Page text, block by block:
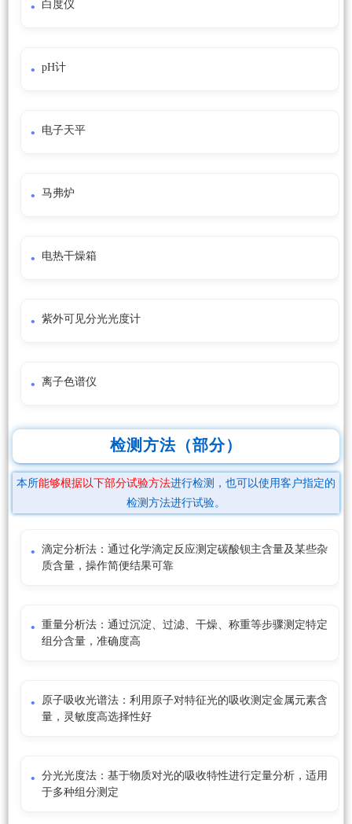
白度仪
pH计
电子天平
马弗炉
电热干燥箱
紫外可见分光光度计
离子色谱仪
检测方法（部分）
本所能够根据以下部分试验方法进行检测，也可以使用客户指定的
检测方法进行试验。
滴定分析法：通过化学滴定反应测定碳酸钡主含量及某些杂
质含量，操作简便结果可靠
重量分析法：通过沉淀、过滤、干燥、称重等步骤测定特定
组分含量，准确度高
原子吸收光谱法：利用原子对特征光的吸收测定金属元素含
量，灵敏度高选择性好
分光光度法：基于物质对光的吸收特性进行定量分析，适用
于多种组分测定